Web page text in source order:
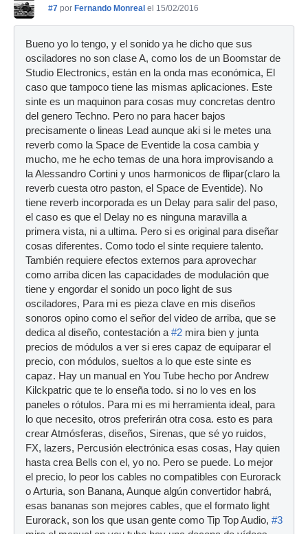
#7 por Fernando Monreal el 15/02/2016
Bueno yo lo tengo, y el sonido ya he dicho que sus
osciladores no son clase A, como los de un Boomstar de
Studio Electronics, están en la onda mas económica, El
caso que tampoco tiene las mismas aplicaciones. Este
sinte es un maquinon para cosas muy concretas dentro
del genero Techno. Pero no para hacer bajos
precisamente o lineas Lead aunque aki si le metes una
reverb como la Space de Eventide la cosa cambia y
mucho, me he echo temas de una hora improvisando a
la Alessandro Cortini y unos harmonicos de flipar(claro la
reverb cuesta otro paston, el Space de Eventide). No
tiene reverb incorporada es un Delay para salir del paso,
el caso es que el Delay no es ninguna maravilla a
primera vista, ni a ultima. Pero si es original para diseñar
cosas diferentes. Como todo el sinte requiere talento.
También requiere efectos externos para aprovechar
como arriba dicen las capacidades de modulación que
tiene y engordar el sonido un poco light de sus
osciladores, Para mi es pieza clave en mis diseños
sonoros opino como el señor del video de arriba, que se
dedica al diseño, contestación a #2 mira bien y junta
precios de módulos a ver si eres capaz de equiparar el
precio, con módulos, sueltos a lo que este sinte es
capaz. Hay un manual en You Tube hecho por Andrew
Kilckpatric que te lo enseña todo. si no lo ves en los
paneles o rótulos. Para mi es mi herramienta ideal, para
lo que necesito, otros preferirán otra cosa. esto es para
crear Atmósferas, diseños, Sirenas, que sé yo ruidos,
FX, lazers, Percusión electrónica esas cosas, Hay quien
hasta crea Bells con el, yo no. Pero se puede. Lo mejor
el precio, lo peor los cables no compatibles con Eurorack
o Arturia, son Banana, Aunque algún convertidor habrá,
esas bananas son mejores cables, que el formato light
Eurorack, son los que usan gente como Tip Top Audio, #3